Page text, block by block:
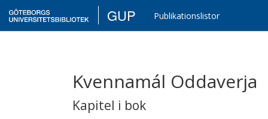
GUP Publikationslistor
Kvennamál Oddaverja
Kapitel i bok